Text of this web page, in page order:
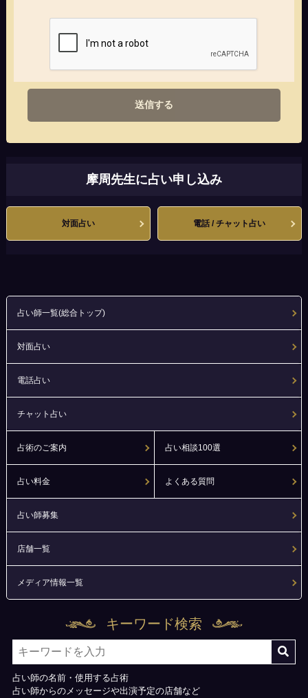
送信する
摩周先生に占い申し込み
対面占い 電話 / チャット占い
占い師一覧(総合トップ)
対面占い
電話占い
チャット占い
占術のご案内 占い相談100選
占い料金 よくある質問
占い師募集
店舗一覧
メディア情報一覧
キーワード検索
占い師の名前・使用する占術
占い師からのメッセージや出演予定の店舗など